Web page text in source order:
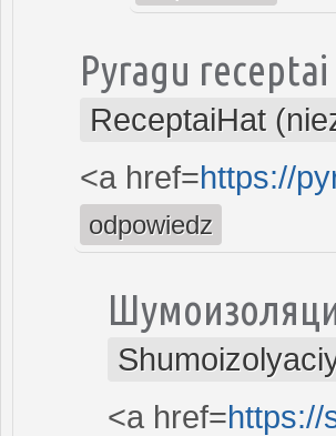
Pyragu receptai
ReceptaiHat
<a href=https://
odpowiedz
<a href=https://